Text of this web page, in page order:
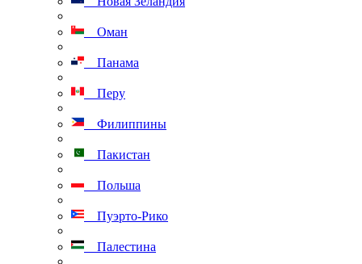
Оман
Панама
Перу
Филиппины
Пакистан
Польша
Пуэрто-Рико
Палестина